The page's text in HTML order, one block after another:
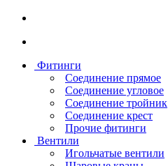
Фитинги
Соединение прямое
Соединение угловое
Соединение тройник
Соединение крест
Прочие фитинги
Вентили
Игольчатые вентили